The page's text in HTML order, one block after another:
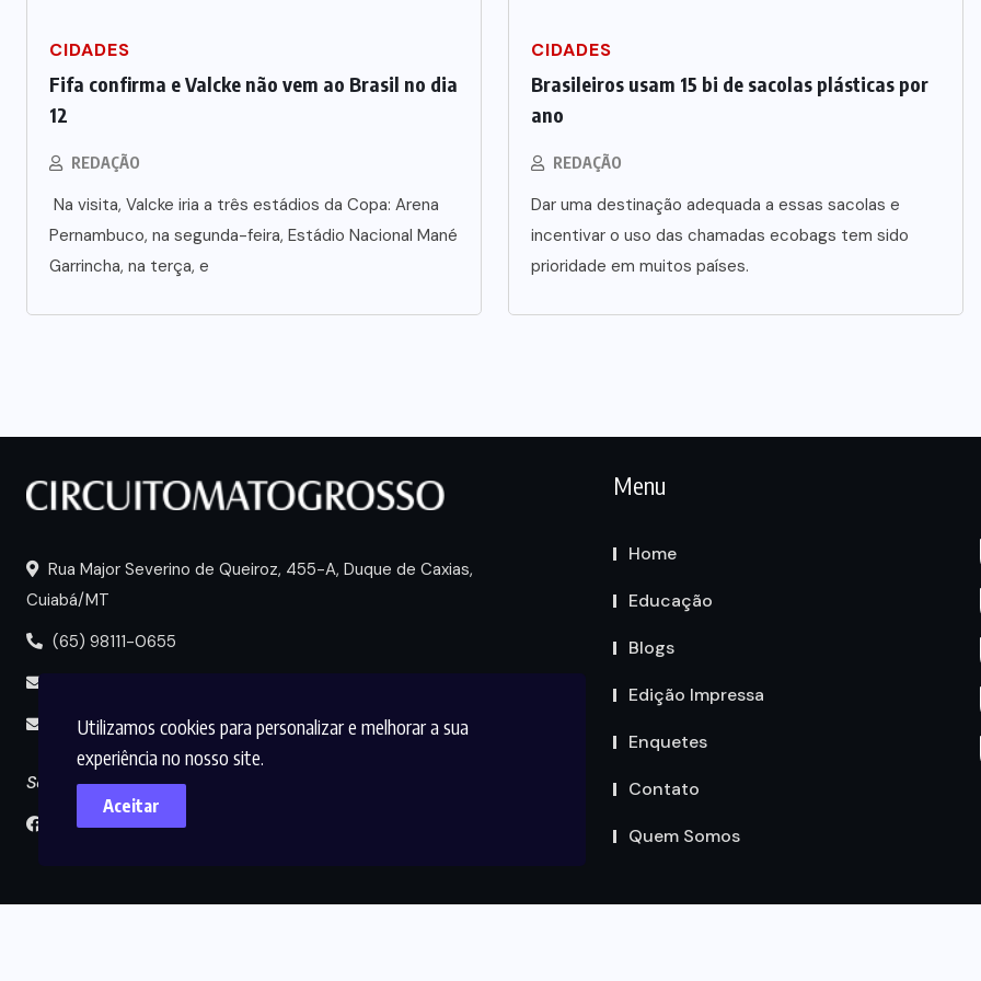
Utilizamos cookies para personalizar e melhorar a sua
experiência no nosso site.
Aceitar
CIDADES
Fifa confirma e Valcke não vem ao Brasil no dia
12
REDAÇÃO
Na visita, Valcke iria a três estádios da Copa: Arena
Pernambuco, na segunda-feira, Estádio Nacional Mané
Garrincha, na terça, e
CIDADES
Brasileiros usam 15 bi de sacolas plásticas por
ano
REDAÇÃO
Dar uma destinação adequada a essas sacolas e
incentivar o uso das chamadas ecobags tem sido
prioridade em muitos países.
mais alta honraria da Rotam em
Cuiabá
Rua Major Severino de Queiroz, 455-A, Duque de Caxias,
Cuiabá/MT
(65) 98111-0655
midia@circuitomt.com.br
Seguir
Menu
Home
Educação
Blogs
Edição Impressa
Enquetes
Contato
Quem Somos